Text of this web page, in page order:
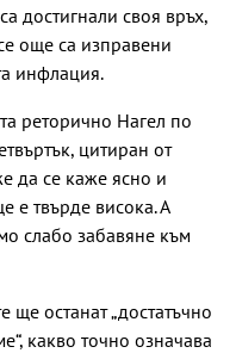
достигнали своя връх,
още са изправени
инфлация.
реторично Нагел по
цитиран от
да се каже ясно и
е твърде висока. А
слабо забавяне към
ще останат „достатъчно
какво точно означава